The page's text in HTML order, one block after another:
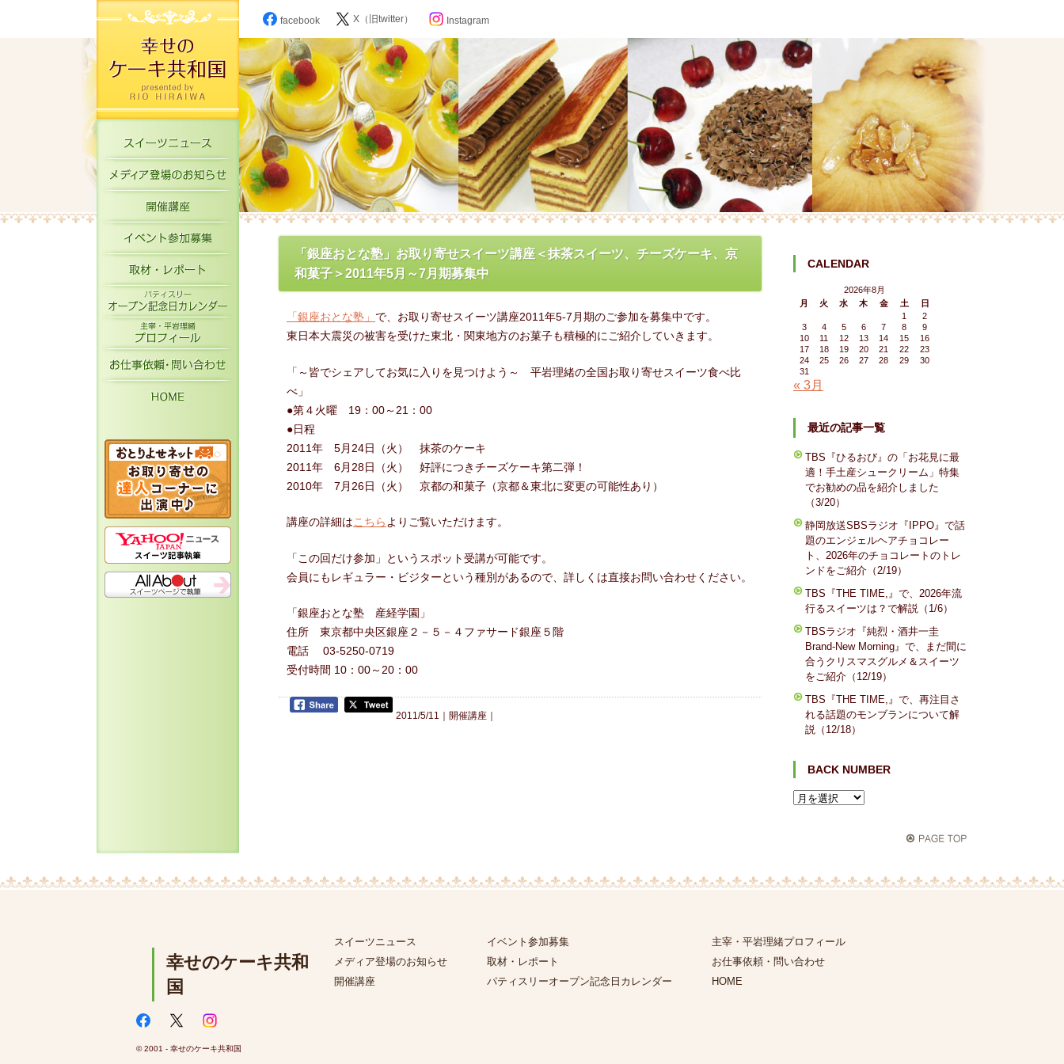
スイーツニュース
メディア登場のお知らせ
開催講座
イベント参加募集
取材・レポート
パティスリーオープン記念日カレンダー
主宰・平岩理緒プロフィール
facebook X（旧twitter） Instagram
「銀座おとな塾」お取り寄せスイーツ講座＜抹茶スイーツ、チーズケーキ、京
和菓子＞2011年5月～7月期募集中
「銀座おとな塾」 で、お取り寄せスイーツ講座2011年5-7月期のご参加を募集中です。
東日本大震災の被害を受けた東北・関東地方のお菓子も積極的にご紹介していきます。
「～皆でシェアしてお気に入りを見つけよう～ 平岩理緒の全国お取り寄せスイーツ食べ比
べ」
●第４火曜 19：00～21：00
●日程
2011年 5月24日（火） 抹茶のケーキ
2011年 6月28日（火） 好評につきチーズケーキ第二弾！
2010年 7月26日（火） 京都の和菓子（京都＆東北に変更の可能性あり）
講座の詳細はこちら よりご覧いただけます。
「この回だけ参加」というスポット受講が可能です。
会員にもレギュラー・ビジターという種別があるので、詳しくは直接お問い合わせください。
「銀座おとな塾 産経学園」
住所 東京都中央区銀座２－５－４ファサード銀座５階
電話 03-5250-0719
受付時間 10：00～20：00
2011/5/11｜ 開催講座
CALENDAR
2026年8月
月
火 水 木 金 土
日
1
2
3
4 5 6 7 8
9
10
11 12 13 14 15
16
17
18 19 20 21 22
23
24
25 26 27 28 29
30
31
« 3月
最近の記事一覧
TBS『ひるおび』の「お花見に最
適！手土産シュークリーム」特集
でお勧めの品を紹介しました
（3/20）
静岡放送SBSラジオ『IPPO』で話
題のエンジェルヘアチョコレー
ト、2026年のチョコレートのトレ
ンドをご紹介（2/19）
TBS『THE TIME,』で、2026年流
行るスイーツは？で解説（1/6）
TBSラジオ『純烈・酒井一圭
Brand-New Morning』で、まだ間に
合うクリスマスグルメ＆スイーツ
をご紹介（12/19）
TBS『THE TIME,』で、再注目さ
れる話題のモンブランについて解
説（12/18）
BACK NUMBER
幸せのケーキ共和
国
スイーツニュース
メディア登場のお知らせ
開催講座
イベント参加募集
取材・レポート
パティスリーオープン記念日カレンダー
主宰・平岩理緒プロフィール
お仕事依頼・問い合わせ
HOME
© 2001 - 幸せのケーキ共和国